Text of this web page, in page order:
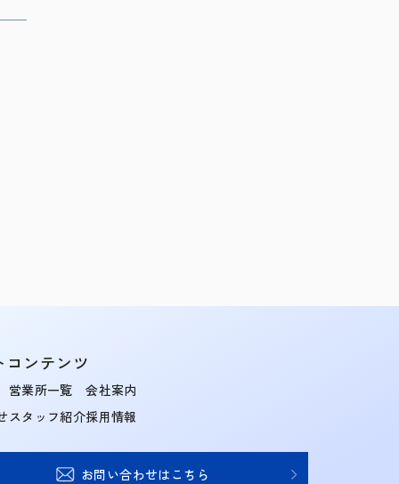
コンテンツ
営業所一覧
スタッフ紹介
会社案内
採用情報
お問い合わせはこちら